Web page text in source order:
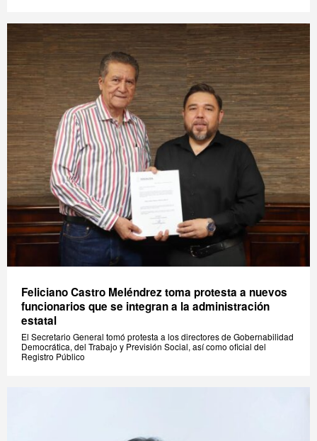
Feliciano Castro Meléndrez toma protesta a nuevos
funcionarios que se integran a la administración
estatal
El Secretario General tomó protesta a los directores de Gobernabilidad
Democrática, del Trabajo y Previsión Social, así como oficial del
Registro Público